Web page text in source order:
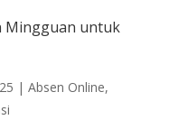
Mingguan untuk
| Absen Online,